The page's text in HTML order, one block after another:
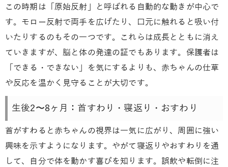
この時期は「原始反射」と呼ばれる自動的な動きが中心で
す。モロー反射で両手を広げたり、口元に触れると吸い付
いたりするのもその一つです。これらは成長とともに消え
ていきますが、脳と体の発達の証でもあります。保護者は
「できる・できない」を気にするよりも、赤ちゃんの仕草
や反応を温かく見守ることが大切です。
生後2〜8ヶ月：首すわり・寝返り・おすわり
首がすわると赤ちゃんの視界は一気に広がり、周囲に強い
興味を示すようになります。やがて寝返りやおすわりを通
して、自分で体を動かす喜びを知ります。誤飲や転倒に注